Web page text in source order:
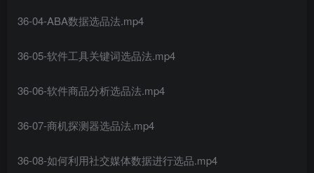
36-04-ABA数据选品法.mp4
36-05-软件工具关键词选品法.mp4
36-06-软件商品分析选品法.mp4
36-07-商机探测器选品法.mp4
36-08-如何利用社交媒体数据进行选品.mp4